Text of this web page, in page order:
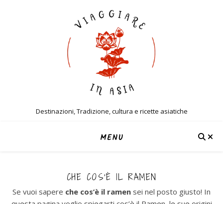
Destinazioni, Tradizione, cultura e ricette asiatiche
MENU
CHE COS'È IL RAMEN
Se vuoi sapere che cos’è il ramen sei nel posto giusto! In